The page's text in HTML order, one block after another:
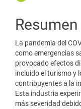
Resumen
La pandemia del
como emergencias
provocado efectos
incluido el turismo y
contribuyentes a la
Esta industria
más severidad